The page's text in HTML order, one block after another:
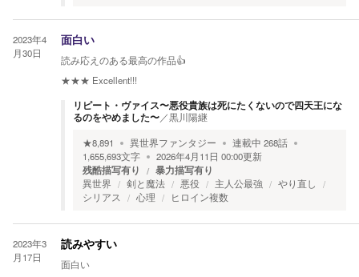
2023年4
月30日
面白い
読み応えのある最高の作品👍
★★★ Excellent!!!
リピート・ヴァイス〜悪役貴族は死にたくないので四天王にな
るのをやめました〜／黒川陽継
★8,891 異世界ファンタジー 連載中 268話
1,655,693文字 2026年4月11日 00:00更新
残酷描写有り 暴力描写有り
異世界 剣と魔法 悪役 主人公最強
やり直し
シリアス
心理 ヒロイン複数
2023年3
月17日
読みやすい
面白い